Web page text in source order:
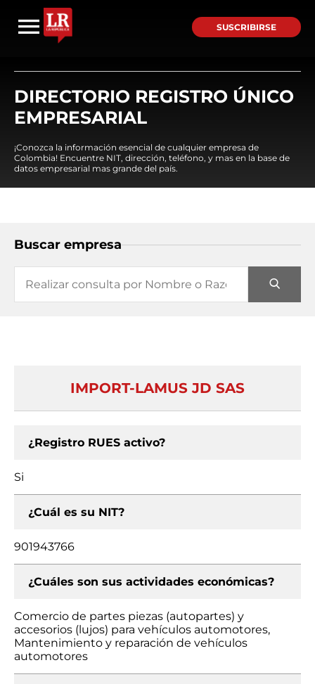
SUSCRIBIRSE
DIRECTORIO REGISTRO ÚNICO
EMPRESARIAL
¡Conozca la información esencial de cualquier empresa de
Colombia! Encuentre NIT, dirección, teléfono, y mas en la base de
datos empresarial mas grande del país.
Buscar empresa
IMPORT-LAMUS JD SAS
¿Registro RUES activo?
Si
¿Cuál es su NIT?
901943766
¿Cuáles son sus actividades económicas?
Comercio de partes piezas (autopartes) y
accesorios (lujos) para vehículos automotores,
Mantenimiento y reparación de vehículos
automotores